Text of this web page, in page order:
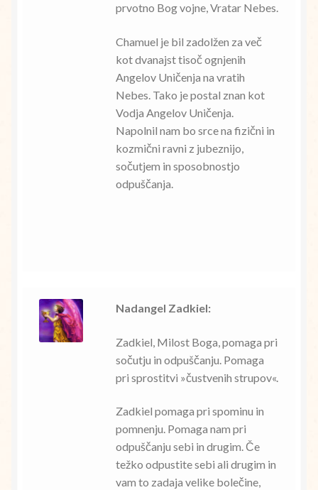
prvotno Bog vojne, Vratar Nebes.
Chamuel je bil zadolžen za več
kot dvanajst tisoč ognjenih
Angelov Uničenja na vratih
Nebes. Tako je postal znan kot
Vodja Angelov Uničenja.
Napolnil nam bo srce na fizični in
kozmični ravni z jubeznijo,
sočutjem in sposobnostjo
odpuščanja.
Nadangel Zadkiel:
Zadkiel, Milost Boga, pomaga pri
sočutju in odpuščanju. Pomaga
pri sprostitvi »čustvenih strupov«.
Zadkiel pomaga pri spominu in
pomnenju. Pomaga nam pri
odpuščanju sebi in drugim. Če
težko odpustite sebi ali drugim in
vam to zadaja velike bolečine,